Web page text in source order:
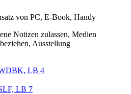
von PC, E-Book, Handy
Notizen zulassen, Medien
Ausstellung
LB 4
LB 7